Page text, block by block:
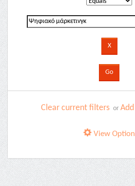
Clear current filters or
View Option